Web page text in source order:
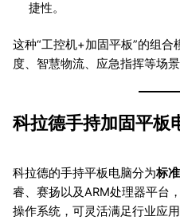
捷性。
这种“工控机+加固平板”的组
度、智慧物流、应急指挥等场景
科拉德手持加固平板
科拉德的手持平板电脑分为标
睿、赛扬以及ARM处理器平台
操作系统，可灵活满足行业应用